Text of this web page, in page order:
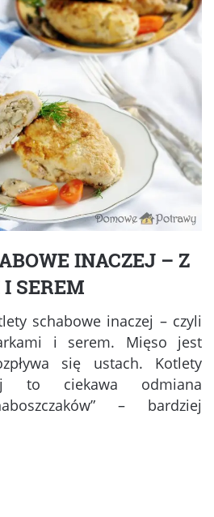
INACZEJ – Z
SEREM
schabowe inaczej – czyli
i serem. Mięso jest
się ustach. Kotlety
to ciekawa odmiana
– bardziej